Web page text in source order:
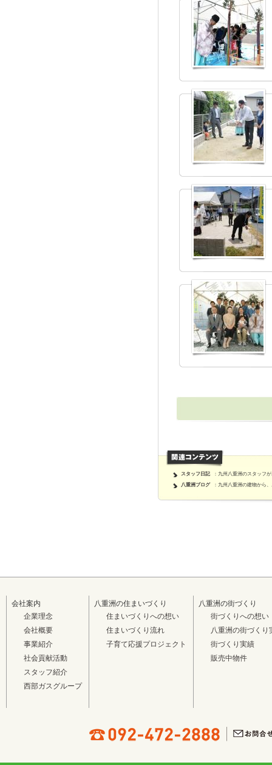
スタッフ日記
：九州八重洲のスタッフ
八重洲ブログ
：九州八重洲の建物から
会社案内
企業理念
会社概要
事業紹介
社会貢献活動
スタッフ紹介
西部ガスグループ
八重洲の住まいづくり
住まいづくりへの想い
住まいづくり流れ
子育て応援プロジェクト
八重洲の街づくり
街づくりへの想い
八重洲の街づくり
街づくり実績
販売中物件